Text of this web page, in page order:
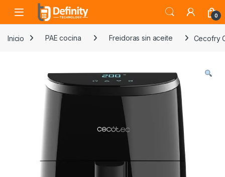
Skip to navigation
Skip to content
Open 0
Inicio PAE cocina Freidoras sin aceite Cecofry